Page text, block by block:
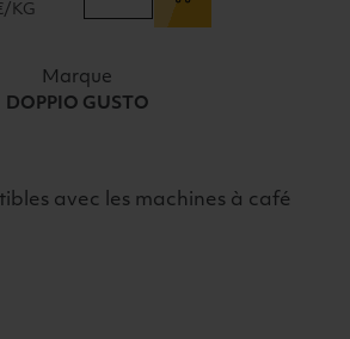
DOPPIO
RISTRE
KG
Marque
DOPPIO GUSTO
avec les machines à café